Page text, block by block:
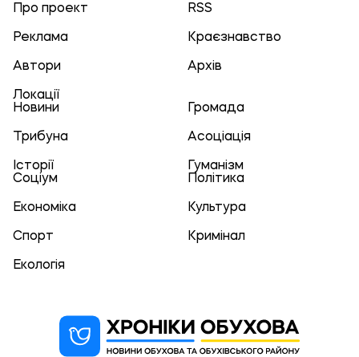
Про проект RSS
Реклама Краєзнавство
Автори Архів
Локації
Новини
Громада
Трибуна Асоціація
Історії
Гуманізм
Соціум
Політика
Економіка Культура
Спорт Кримінал
Екологія